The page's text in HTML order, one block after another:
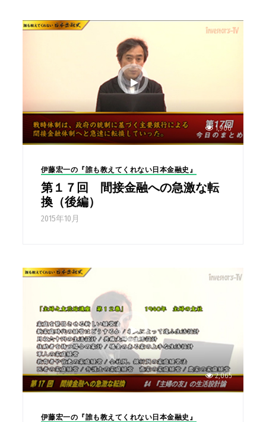
1,906
伊藤宏一の『誰も教えてくれない日本金融史』
第１７回 間接金融への急激な転
換（後編）
2015年10月
2,065
伊藤宏一の『誰も教えてくれない日本金融史』